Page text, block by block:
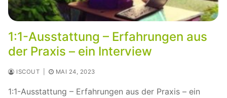
1:1-Ausstattung – Erfahrungen aus
der Praxis – ein Interview
ISCOUT MAI 24, 2023
1:1-Ausstattung – Erfahrungen aus der Praxis – ein